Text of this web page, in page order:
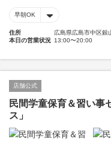
早朝OK
住所
広島県広島市中区銀
本日の営業状況 13:00〜20:00
店舗公式
民間学童保育＆習い事
ス」